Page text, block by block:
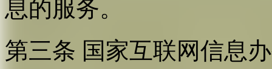
息的服务。
第三条 国家互联网信息